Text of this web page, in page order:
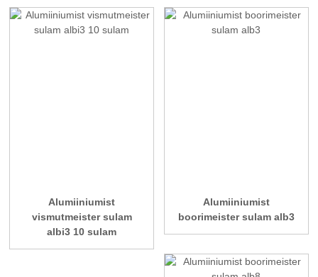
Alumiiniumist
vismutmeister sulam
albi3 10 sulam
Alumiiniumist
boorimeister sulam alb3